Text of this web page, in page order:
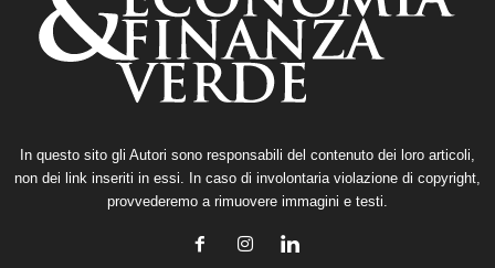
In questo sito gli Autori sono responsabili del contenuto dei loro articoli,
non dei link inseriti in essi. In caso di involontaria violazione di copyright,
provvederemo a rimuovere immagini e testi.